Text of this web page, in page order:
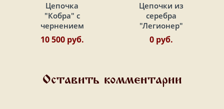
Цепочка
"Кобра" с
чернением
10 500 руб.
Цепочки из
серебра
"Легионер"
0 руб.
Оставить комментарии